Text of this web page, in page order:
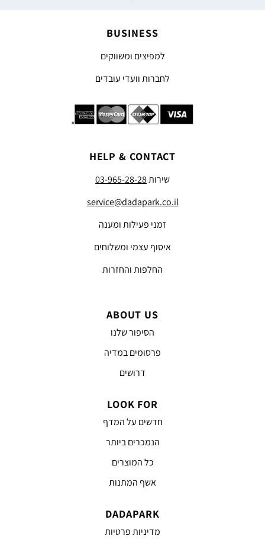
BUSINESS
למפיצים ומשווקים
לחברות וועדי עובדים
HELP & CONTACT
שירות03-965-28-28
service@dadapark.co.il
זמני פעילות ומענה
איסוף עצמי ומשלוחים
החלפות והחזרות
ABOUT US
הסיפור שלנו
פרסומים במדיה
דרושים
LOOK FOR
חדשים על המדף
הנמכרים ביותר
כל המוצרים
אשף המתנות
DADAPARK
מדיניות פרטיות